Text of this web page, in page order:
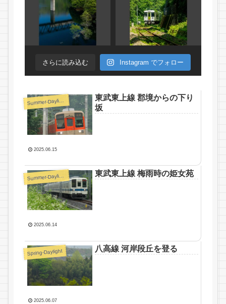
さらに読み込む Instagram でフォロー
S
ummer-Daylight
東武東上線 郡境からの下り
坂
2025.06.15
S
ummer-Daylight 東武東上線 梅雨時の姫女苑
2025.06.14
Spring-Daylight 八高線 河岸段丘を登る
2025.06.07